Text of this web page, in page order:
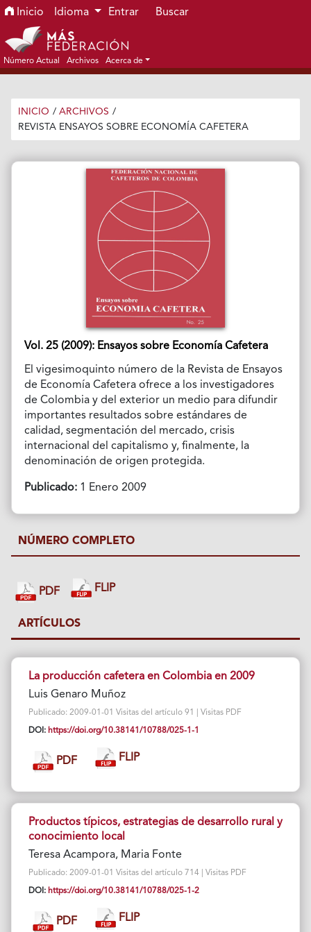
Ir al menú de navegación principal
Ir al contenido principal
Ir al pie de página del sitio
Inicio Idioma Entrar Buscar
Número Actual Archivos Acerca de
INICIO / ARCHIVOS /
REVISTA ENSAYOS SOBRE ECONOMÍA CAFETERA
Vol. 25 (2009): Ensayos sobre Economía Cafetera
El vigesimoquinto número de la Revista de Ensayos
de Economía Cafetera ofrece a los investigadores
de Colombia y del exterior un medio para difundir
importantes resultados sobre estándares de
calidad, segmentación del mercado, crisis
internacional del capitalismo y, finalmente, la
denominación de origen protegida.
Publicado:1 Enero 2009
NÚMERO COMPLETO
PDF FLIP
ARTÍCULOS
La producción cafetera en Colombia en 2009
Luis Genaro Muñoz
Publicado: 2009-01-01 Visitas del artículo 91 | Visitas PDF
DOI: https://doi.org/10.38141/10788/025-1-1
PDF FLIP
Productos típicos, estrategias de desarrollo rural y
conocimiento local
Teresa Acampora, Maria Fonte
Publicado: 2009-01-01 Visitas del artículo 714 | Visitas PDF
DOI: https://doi.org/10.38141/10788/025-1-2
PDF FLIP